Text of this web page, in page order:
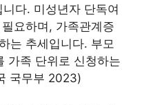
다. 미성년자 단독여
요하며, 가족관계증
는 추세입니다. 부모
가족 단위로 신청하는
국무부 2023)